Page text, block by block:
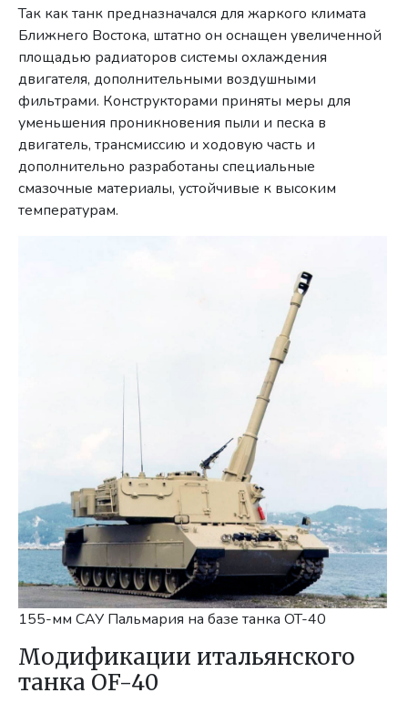
Так как танк предназначался для жаркого климата
Ближнего Востока, штатно он оснащен увеличенной
площадью радиаторов системы охлаждения
двигателя, дополнительными воздушными
фильтрами. Конструкторами приняты меры для
уменьшения проникновения пыли и песка в
двигатель, трансмиссию и ходовую часть и
дополнительно разработаны специальные
смазочные материалы, устойчивые к высоким
температурам.
155-мм САУ Пальмария на базе танка OT-40
Модификации итальянского
танка OF-40